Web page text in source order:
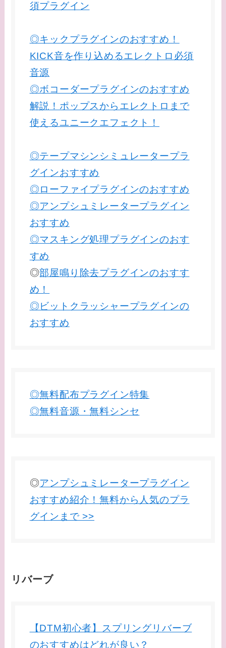
須プラグイン
◎キックプラグインのおすすめ！
KICK音を作り込めるエレクトロ必須
音源
◎ボコーダープラグインのおすすめ
解説！ポップスからエレクトロまで
使えるユニークエフェクト！
◎テープマシンシミュレータープラ
グインおすすめ
◎ローファイプラグインのおすすめ
◎アンプシュミレータープラグイン
おすすめ
◎マスキング処理プラグインのおす
すめ
◎部屋鳴り除去プラグインのおすす
め！
◎ビットクラッシャープラグインの
おすすめ
◎無料配布プラグイン特集
◎無料音源・無料シンセ
◎アンプシュミレータープラグイン
おすすめ紹介！無料から人気のプラ
グインまで >>
リバーブ
【DTM初心者】スプリングリバーブ
のおすすめはどれが良い？